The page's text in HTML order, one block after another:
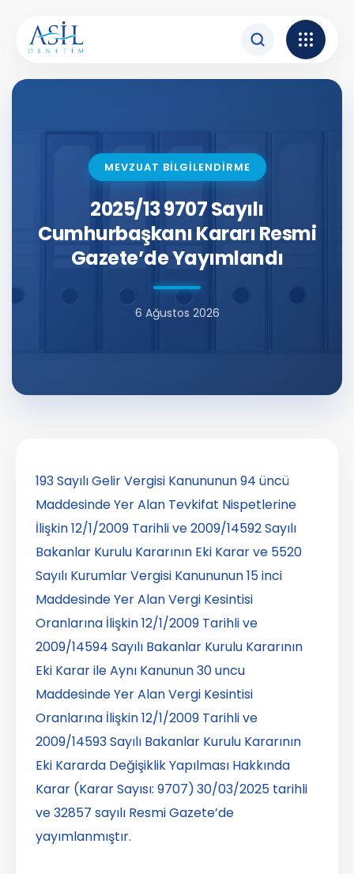
MEVZUAT BİLGİLENDİRME
2025/13 9707 Sayılı
Cumhurbaşkanı Kararı Resmi
Gazete’de Yayımlandı
6 Ağustos 2026
193 Sayılı Gelir Vergisi Kanununun 94 üncü
Maddesinde Yer Alan Tevkifat Nispetlerine
İlişkin 12/1/2009 Tarihli ve 2009/14592 Sayılı
Bakanlar Kurulu Kararının Eki Karar ve 5520
Sayılı Kurumlar Vergisi Kanununun 15 inci
Maddesinde Yer Alan Vergi Kesintisi
Oranlarına İlişkin 12/1/2009 Tarihli ve
2009/14594 Sayılı Bakanlar Kurulu Kararının
Eki Karar ile Aynı Kanunun 30 uncu
Maddesinde Yer Alan Vergi Kesintisi
Oranlarına İlişkin 12/1/2009 Tarihli ve
2009/14593 Sayılı Bakanlar Kurulu Kararının
Eki Kararda Değişiklik Yapılması Hakkında
Karar (Karar Sayısı: 9707)30/03/2025 tarihli
ve 32857 sayılı Resmi Gazete’de
yayımlanmıştır.